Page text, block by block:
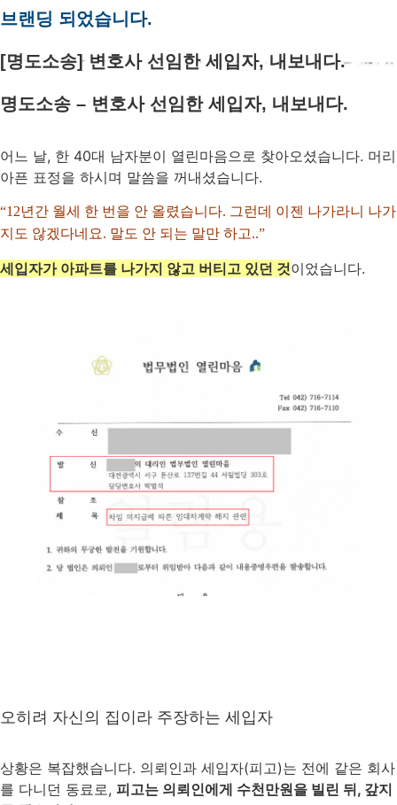
브랜딩 되었습니다.
[명도소송] 변호사 선임한 세입자, 내보내다.
명도소송 – 변호사 선임한 세입자, 내보내다.
어느 날, 한 40대 남자분이 열린마음으로 찾아오셨습니다. 머리
아픈 표정을 하시며 말씀을 꺼내셨습니다.
“12년간 월세 한 번을 안 올렸습니다. 그런데 이젠 나가라니 나가
지도 않겠다네요. 말도 안 되는 말만 하고..”
세입자가 아파트를 나가지 않고 버티고 있던 것이었습니다.
오히려 자신의 집이라 주장하는 세입자
상황은 복잡했습니다. 의뢰인과 세입자(피고)는 전에 같은 회사
를 다니던 동료로, 피고는 의뢰인에게 수천만원을 빌린 뒤, 갚지